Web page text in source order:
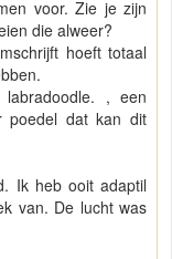
voor. Zie je zijn
die alweer?
hoeft totaal
, een
poedel dat kan dit
Ik heb ooit adaptil
van. De lucht was